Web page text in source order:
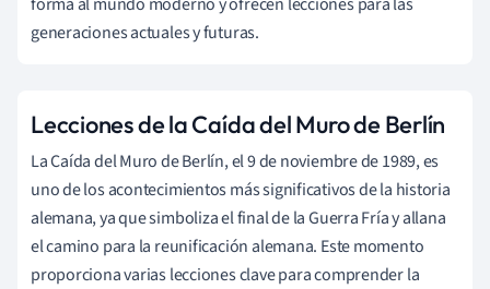
generaciones actuales y futuras.
Lecciones de la Caída del Muro de Berlín
La Caída del Muro de Berlín, el 9 de noviembre de 1989, es
uno de los acontecimientos más significativos de la historia
alemana, ya que simboliza el final de la Guerra Fría y allana
el camino para la reunificación alemana. Este momento
proporciona varias lecciones clave para comprender la